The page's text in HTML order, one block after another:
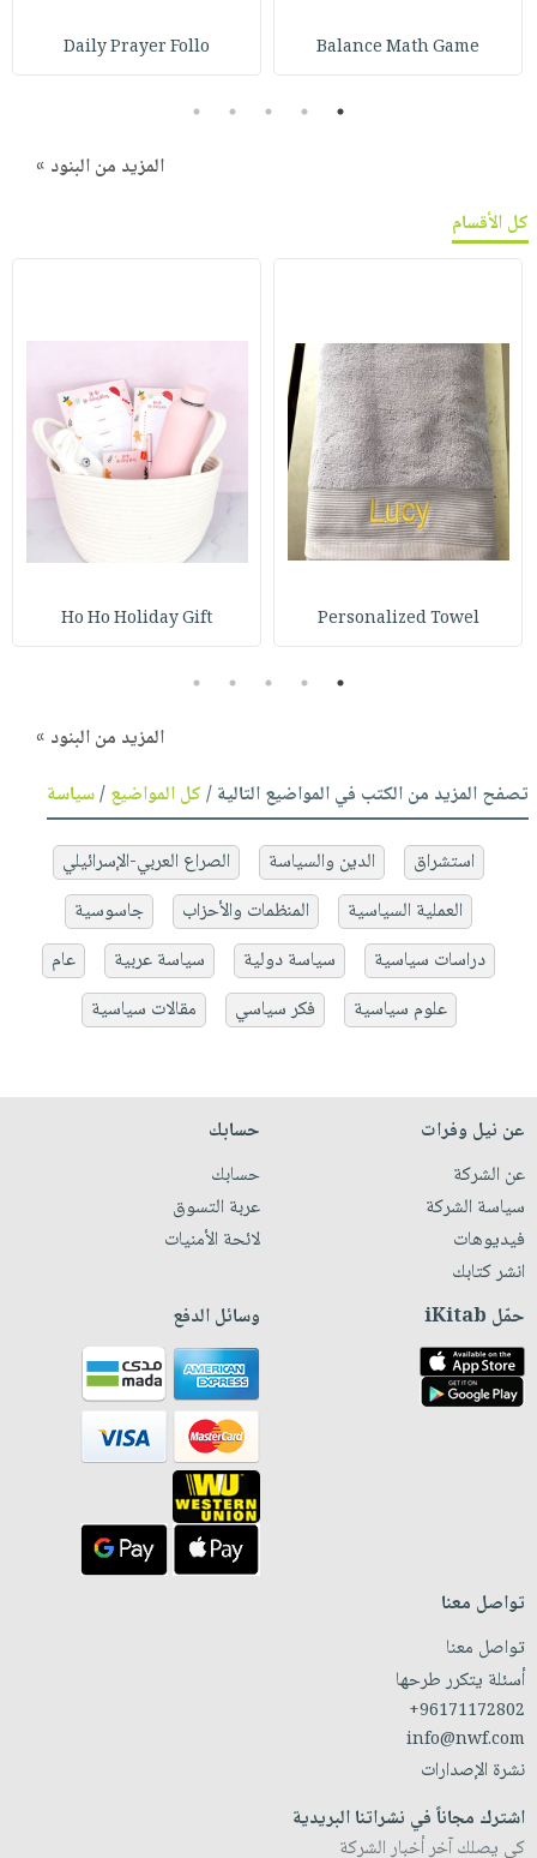
Balance Math Game
Daily Prayer Follo
1
2
3
4
5
المزيد من البنود »
كل الأقسام
Personalized Towel
Ho Ho Holiday Gift
1
2
3
4
5
المزيد من البنود »
تصفح المزيد من الكتب في المواضيع التالية /كل المواضيع/سياسة
استشراق الدين والسياسة
الصراع العربي-الإسرائيلي
العملية السياسية
المنظمات والأحزاب
جاسوسية
دراسات سياسية
سياسة دولية سياسة عربية
عام
علوم سياسية
فكر سياسي مقالات سياسية
عن نيل وفرات
عن الشركة
سياسة الشركة
فيديوهات
انشر كتابك
حسابك
حسابك
عربة التسوق
لائحة الأمنيات
حمّل iKitab وسائل الدفع
تواصل معنا
تواصل معنا
أسئلة يتكرر طرحها
+96171172802
info@nwf.com
نشرة الإصدارات
اشترك مجاناً في نشراتنا البريدية
كي يصلك آخر أخبار الشركة